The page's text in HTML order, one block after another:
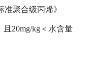
聚合级丙烯》
且20mg/kg＜水含量